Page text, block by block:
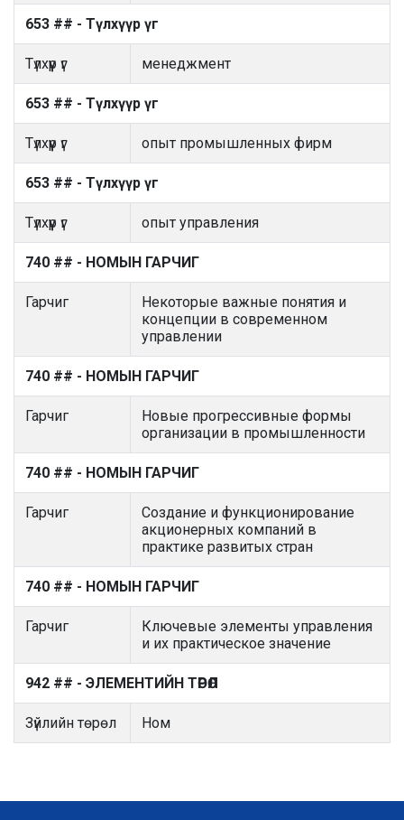
653 ## - Түлхүүр үг
Түлхүүр үг менеджмент
653 ## - Түлхүүр үг
Түлхүүр үг опыт промышленных фирм
653 ## - Түлхүүр үг
Түлхүүр үг опыт управления
740 ## - НОМЫН ГАРЧИГ
Гарчиг
Некоторые важные понятия и
концепции в современном
управлении
740 ## - НОМЫН ГАРЧИГ
Гарчиг
Новые прогрессивные формы
организации в промышленности
740 ## - НОМЫН ГАРЧИГ
Гарчиг
Создание и функционирование
акционерных компаний в
практике развитых стран
740 ## - НОМЫН ГАРЧИГ
Гарчиг
Ключевые элементы управления
и их практическое значение
942 ## - ЭЛЕМЕНТИЙН ТӨРӨЛ
Зүйлийн төрөл Ном